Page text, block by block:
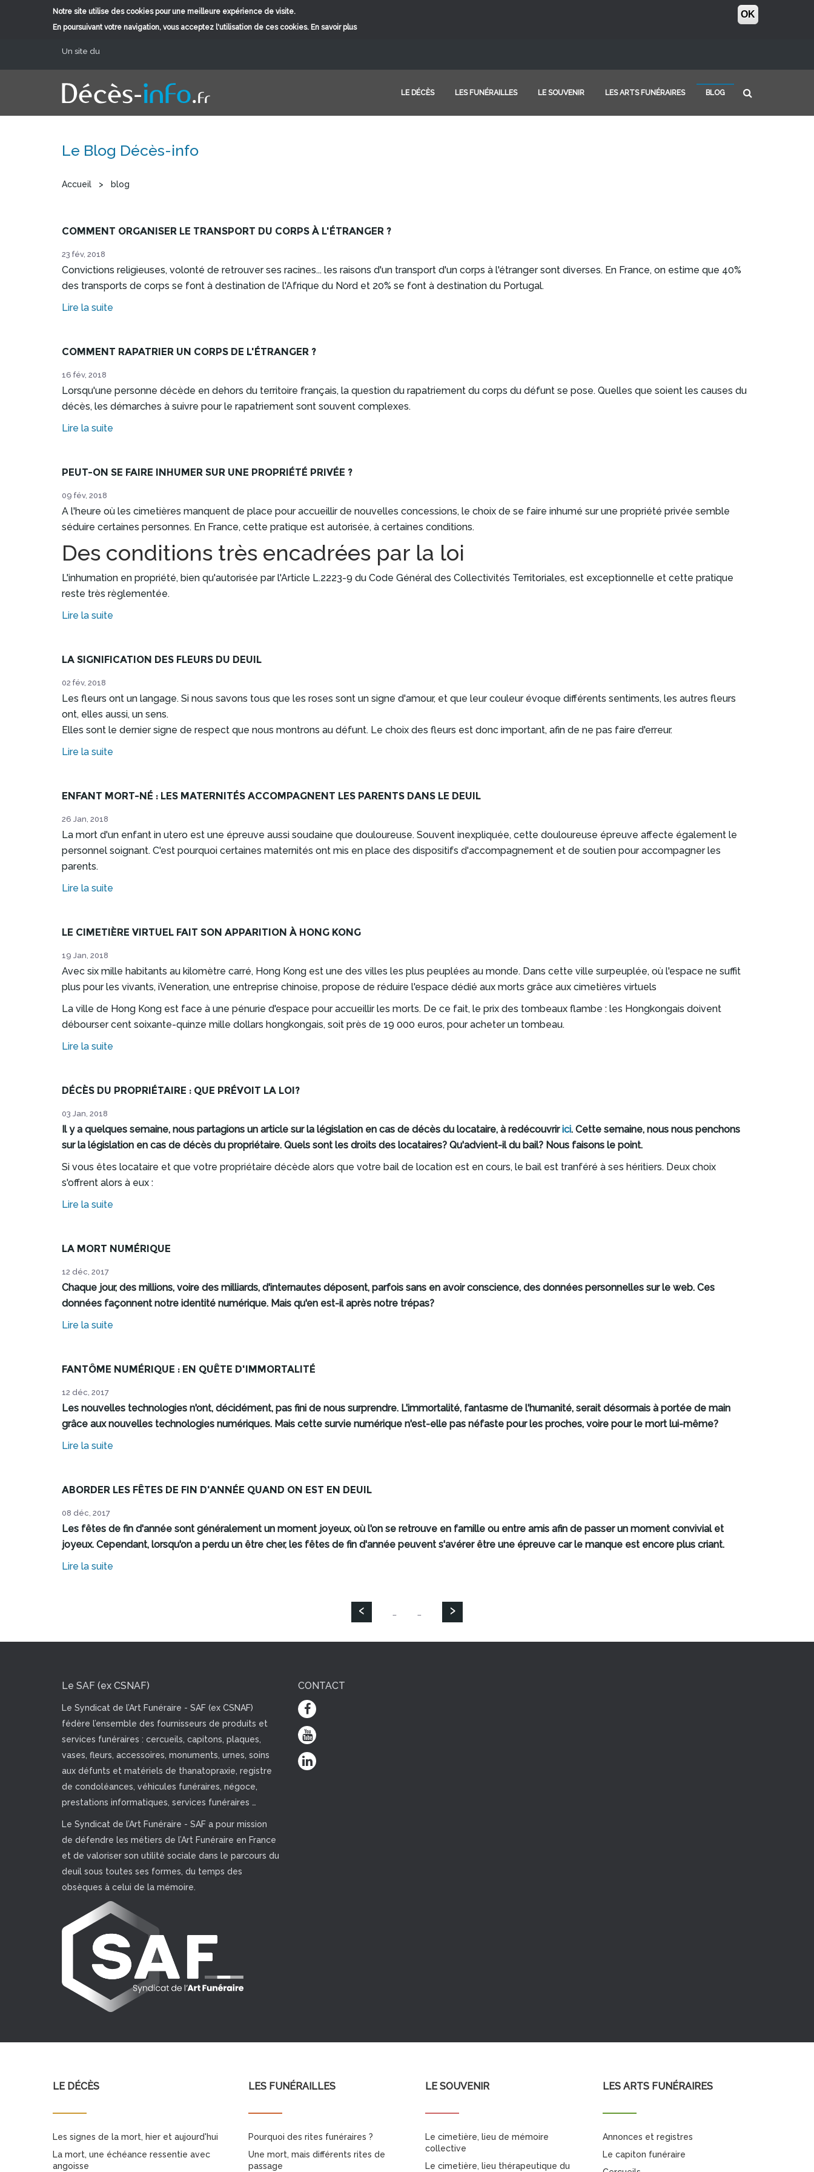
Notre site utilise des cookies pour une meilleure expérience de visite.
En poursuivant votre navigation, vous acceptez l'utilisation de ces cookies. En savoir plus
OK
Aller au contenu principal
Un site du
LE DÉCÈS LES FUNÉRAILLES LE SOUVENIR LES ARTS FUNÉRAIRES BLOG
Le Blog Décès-info
Vous êtes ici
Accueil > blog
COMMENT ORGANISER LE TRANSPORT DU CORPS À L'ÉTRANGER ?
23 fév, 2018
Convictions religieuses, volonté de retrouver ses racines... les raisons d'un transport d'un corps à l'étranger sont diverses. En France, on estime que 40%
des transports de corps se font à destination de l'Afrique du Nord et 20% se font à destination du Portugal.
Lire la suite
COMMENT RAPATRIER UN CORPS DE L'ÉTRANGER ?
16 fév, 2018
Lorsqu'une personne décède en dehors du territoire français, la question du rapatriement du corps du défunt se pose. Quelles que soient les causes du
décès, les démarches à suivre pour le rapatriement sont souvent complexes.
Lire la suite
PEUT-ON SE FAIRE INHUMER SUR UNE PROPRIÉTÉ PRIVÉE ?
09 fév, 2018
A l'heure où les cimetières manquent de place pour accueillir de nouvelles concessions, le choix de se faire inhumé sur une propriété privée semble
séduire certaines personnes. En France, cette pratique est autorisée, à certaines conditions.
Des conditions très encadrées par la loi
L'inhumation en propriété, bien qu'autorisée par l'Article L.2223-9 du Code Général des Collectivités Territoriales, est exceptionnelle et cette pratique
reste très règlementée.
Lire la suite
LA SIGNIFICATION DES FLEURS DU DEUIL
02 fév, 2018
Les fleurs ont un langage. Si nous savons tous que les roses sont un signe d'amour, et que leur couleur évoque différents sentiments, les autres fleurs
ont, elles aussi, un sens.
Elles sont le dernier signe de respect que nous montrons au défunt. Le choix des fleurs est donc important, afin de ne pas faire d'erreur.
Lire la suite
ENFANT MORT-NÉ : LES MATERNITÉS ACCOMPAGNENT LES PARENTS DANS LE DEUIL
26 Jan, 2018
La mort d'un enfant in utero est une épreuve aussi soudaine que douloureuse. Souvent inexpliquée, cette douloureuse épreuve affecte également le
personnel soignant. C'est pourquoi certaines maternités ont mis en place des dispositifs d'accompagnement et de soutien pour accompagner les
parents.
Lire la suite
LE CIMETIÈRE VIRTUEL FAIT SON APPARITION À HONG KONG
19 Jan, 2018
Avec six mille habitants au kilomètre carré, Hong Kong est une des villes les plus peuplées au monde. Dans cette ville surpeuplée, où l'espace ne suffit
plus pour les vivants, iVeneration, une entreprise chinoise, propose de réduire l'espace dédié aux morts grâce aux cimetières virtuels
La ville de Hong Kong est face à une pénurie d'espace pour accueillir les morts. De ce fait, le prix des tombeaux flambe : les Hongkongais doivent
débourser cent soixante-quinze mille dollars hongkongais, soit près de 19 000 euros, pour acheter un tombeau.
Lire la suite
DÉCÈS DU PROPRIÉTAIRE : QUE PRÉVOIT LA LOI?
03 Jan, 2018
Il y a quelques semaine, nous partagions un article sur la législation en cas de décès du locataire, à redécouvririci. Cette semaine, nous nous penchons
sur la législation en cas de décès du propriétaire. Quels sont les droits des locataires? Qu'advient-il du bail? Nous faisons le point.
Si vous êtes locataire et que votre propriétaire décède alors que votre bail de location est en cours, le bail est tranféré à ses héritiers. Deux choix
s'offrent alors à eux :
Lire la suite
LA MORT NUMÉRIQUE
12 déc, 2017
Chaque jour, des millions, voire des milliards, d'internautes déposent, parfois sans en avoir conscience, des données personnelles sur le web. Ces
données façonnent notre identité numérique. Mais qu'en est-il après notre trépas?
Lire la suite
FANTÔME NUMÉRIQUE : EN QUÊTE D'IMMORTALITÉ
12 déc, 2017
Les nouvelles technologies n'ont, décidément, pas fini de nous surprendre. L'immortalité, fantasme de l'humanité, serait désormais à portée de main
grâce aux nouvelles technologies numériques. Mais cette survie numérique n'est-elle pas néfaste pour les proches, voire pour le mort lui-même?
Lire la suite
ABORDER LES FÊTES DE FIN D'ANNÉE QUAND ON EST EN DEUIL
08 déc, 2017
Les fêtes de fin d'année sont généralement un moment joyeux, où l'on se retrouve en famille ou entre amis afin de passer un moment convivial et
joyeux. Cependant, lorsqu'on a perdu un être cher, les fêtes de fin d'année peuvent s'avérer être une épreuve car le manque est encore plus criant.
Lire la suite
‹ … … ›
Le SAF (ex CSNAF)
Le Syndicat de l’Art Funéraire - SAF (ex CSNAF)
fédère l’ensemble des fournisseurs de produits et
services funéraires : cercueils, capitons, plaques,
vases, fleurs, accessoires, monuments, urnes, soins
aux défunts et matériels de thanatopraxie, registre
de condoléances, véhicules funéraires, négoce,
prestations informatiques, services funéraires …
Le Syndicat de l’Art Funéraire - SAF a pour mission
de défendre les métiers de l’Art Funéraire en France
et de valoriser son utilité sociale dans le parcours du
deuil sous toutes ses formes, du temps des
obsèques à celui de la mémoire.
CONTACT
LE DÉCÈS
Les signes de la mort, hier et aujourd'hui
La mort, une échéance ressentie avec
angoisse
LES FUNÉRAILLES
Pourquoi des rites funéraires ?
Une mort, mais différents rites de
passage
LE SOUVENIR
Le cimetière, lieu de mémoire
collective
Le cimetière, lieu thérapeutique du
LES ARTS FUNÉRAIRES
Annonces et registres
Le capiton funéraire